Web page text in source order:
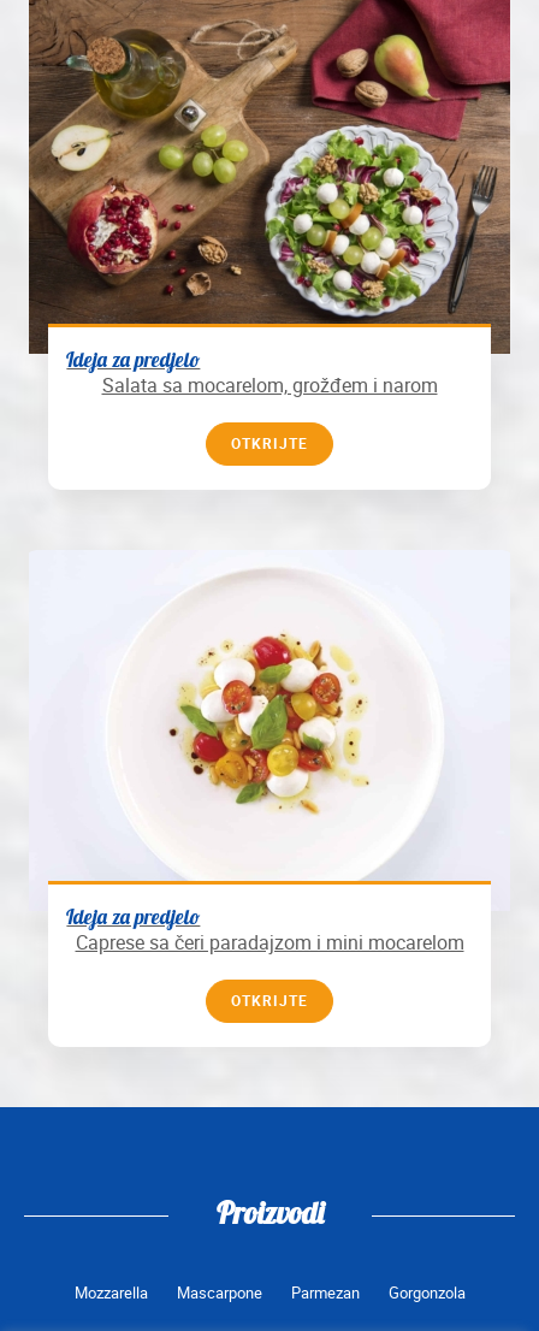
Ideja za predjelo
Salata sa mocarelom, grožđem i narom
OTKRIJTE
Ideja za predjelo
Caprese sa čeri paradajzom i mini mocarelom
OTKRIJTE
Proizvodi
Mozzarella Mascarpone Parmezan Gorgonzola